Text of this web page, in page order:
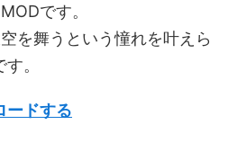
です。
を舞うという憧れを叶えら
。
ードする